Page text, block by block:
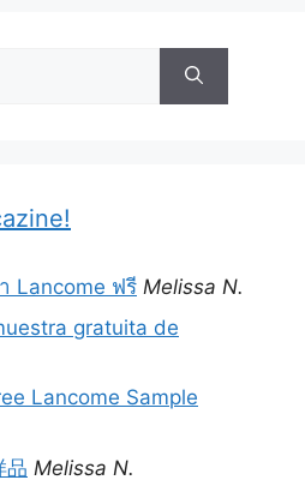
Lancome ฟรี Melissa N.
gratuita de
Lancome Sample
品 Melissa N.